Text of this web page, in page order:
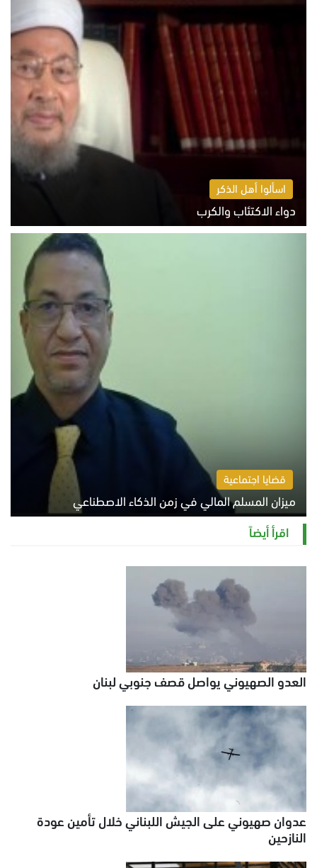
اسألوا أهل الذكر
دواء الاكتئاب والكرب
السبت 8 أغسطس 2026 10:54 ص
قضايا اجتماعية
ميزان المسلم المالي في زمن الذكاء الاصطناعي
السبت 8 أغسطس 2026 11:21 ص
اقرأ أيضاً
العدو الصهيوني يواصل قصف جنوبي لبنان
عدوان صهيوني على الجيش اللبناني خلال تأمين عودة
النازحين